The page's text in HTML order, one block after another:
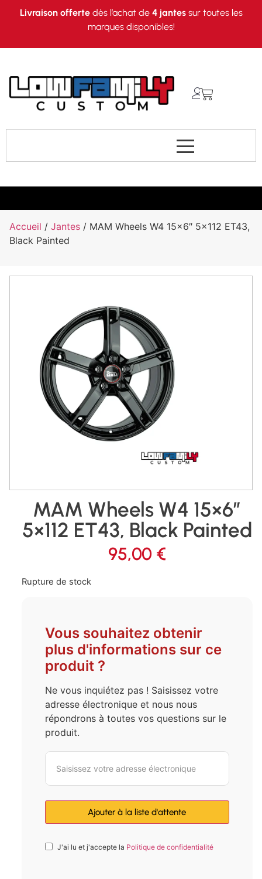
Livraison offertedès l’achat de 4 jantessur toutes les
marques disponibles!
Accueil / Jantes / MAM Wheels W4 15×6″ 5×112 ET43,
Black Painted
MAM Wheels W4 15×6″
5×112 ET43, Black Painted
95,00 €
Rupture de stock
Vous souhaitez obtenir
plus d'informations sur ce
produit ?
Ne vous inquiétez pas ! Saisissez votre
adresse électronique et nous nous
répondrons à toutes vos questions sur le
produit.
J'ai lu et j'accepte la Politique de confidentialité